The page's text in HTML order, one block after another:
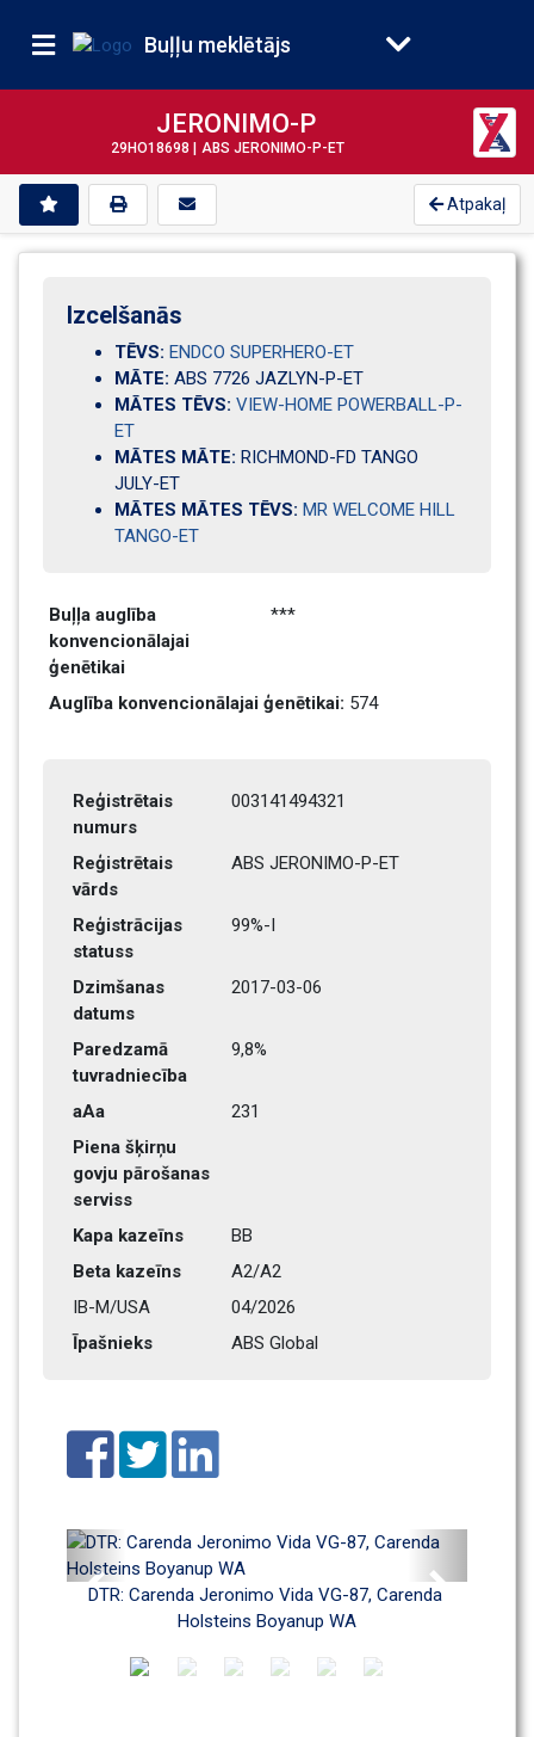
Buļļu meklētājs
JERONIMO-P
29HO18698 | ABS JERONIMO-P-ET
Atpakaļ
Izcelšanās
TĒVS: ENDCO SUPERHERO-ET
MĀTE: ABS 7726 JAZLYN-P-ET
MĀTES TĒVS: VIEW-HOME POWERBALL-P-
ET
MĀTES MĀTE: RICHMOND-FD TANGO
JULY-ET
MĀTES MĀTES TĒVS: MR WELCOME HILL
TANGO-ET
Buļļa auglība
konvencionālajai
ģenētikai
***
Auglība konvencionālajai ģenētikai: 574
Reģistrētais
numurs
003141494321
Reģistrētais
vārds
ABS JERONIMO-P-ET
Reģistrācijas
statuss
99%-I
Dzimšanas
datums
2017-03-06
Paredzamā
tuvradniecība
9,8%
aAa
231
Piena šķirņu
govju pārošanas
serviss
Kapa kazeīns
BB
Beta kazeīns
A2/A2
IB-M/USA
04/2026
Īpašnieks
ABS Global
DTR: Carenda Jeronimo Vida VG-87, Carenda
Holsteins Boyanup WA
Previous Next